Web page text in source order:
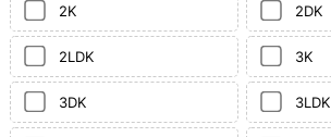
2K 2DK
2LDK 3K
3DK 3LDK